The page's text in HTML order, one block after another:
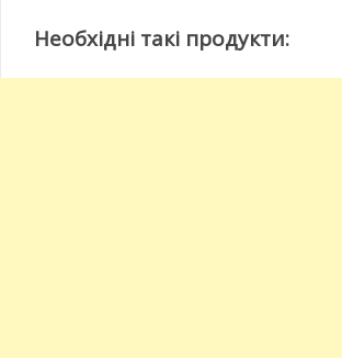
Необхідні такі продукти: